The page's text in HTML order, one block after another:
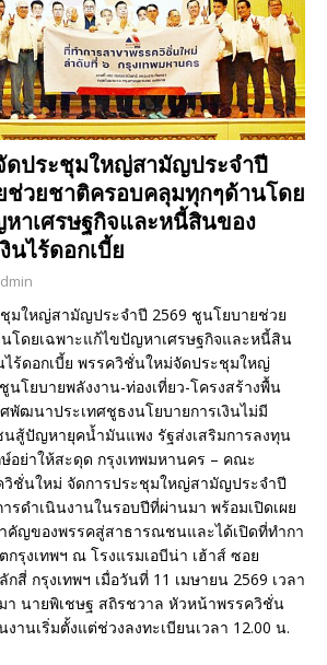
ดประชุมใหญ่สามัญประจำปี
ช่วยชาติครอบคลุมทุกๆด้านโดย
าเศรษฐกิจและหนี้สินของ
นไร้ดอกเบี้ย
มใหญ่สามัญประจำปี 2569 ชูนโยบายช่วย
โดยเฉพาะแก้ไขปัญหาเศรษฐกิจและหนี้สิน
ร้ดอกเบี้ย พรรควิชั่นใหม่จัดประชุมใหญ่
โยบายพลังงาน-ท่องเที่ยว-โครงสร้างพื้น
พัฒนาประเทศชูธงนโยบายการเงินไม่มี
นสู้ปัญหายุคน้ำมันแพง รัฐส่งเสริมการลงทุน
อย่าให้สะดุด กรุงเทพมหานคร – คณะ
วิชั่นใหม่ จัดการประชุมใหญ่สามัญประจำปี
รดำเนินงานในรอบปีที่ผ่านมา พร้อมเปิดเผย
คัญของพรรคสู่สาธารณชนและได้เปิดที่ทำกา
กรุงเทพฯ ณ โรงแรมเอบีน่า เฮ้าส์ ซอย
สี่ กรุงเทพฯ เมื่อวันที่ 11 เมษายน 2569 เวลา
า นายพิเชษฐ สถิรชวาล หัวหน้าพรรควิชั่น
านเริ่มตั้งแต่ช่วงลงทะเบียนเวลา 12.00 น.